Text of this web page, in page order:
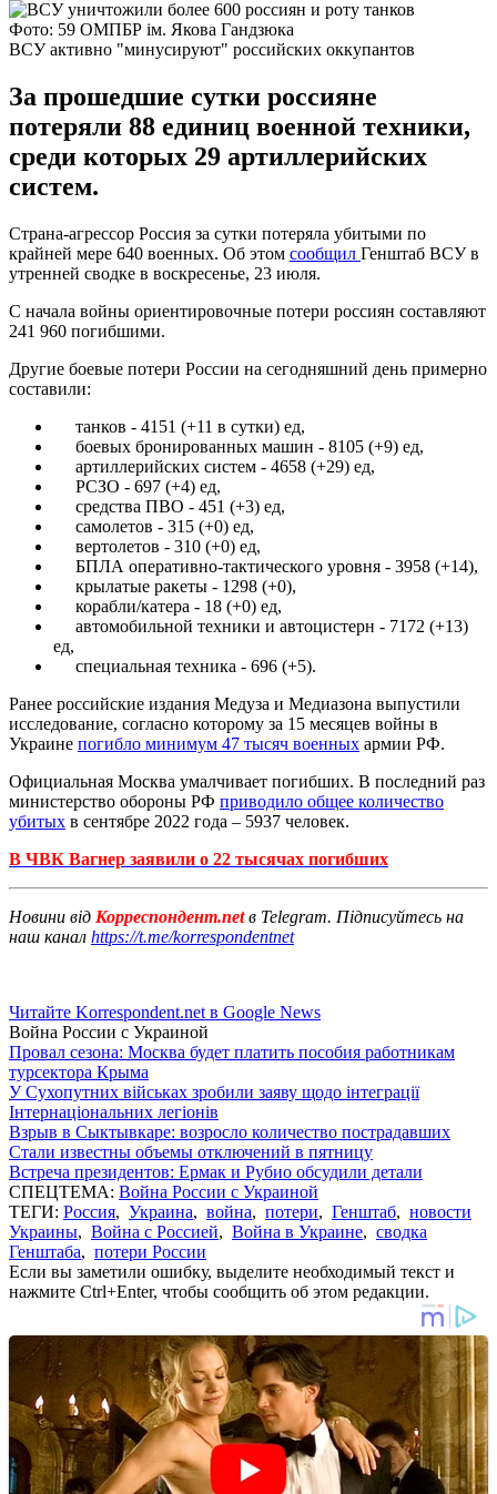
Фото: 59 ОМПБР ім. Якова Гандзюка
ВСУ активно "минусируют" российских оккупантов
За прошедшие сутки россияне
потеряли 88 единиц военной техники,
среди которых 29 артиллерийских
систем.
Страна-агрессор Россия за сутки потеряла убитыми по
крайней мере 640 военных. Об этом сообщил Генштаб ВСУ в
утренней сводке в воскресенье, 23 июля.
С начала войны ориентировочные потери россиян составляют
241 960 погибшими.
Другие боевые потери России на сегодняшний день примерно
составили:
танков - 4151 (+11 в сутки) ед,
боевых бронированных машин - 8105 (+9) ед,
артиллерийских систем - 4658 (+29) ед,
РСЗО - 697 (+4) ед,
средства ПВО - 451 (+3) ед,
самолетов - 315 (+0) ед,
вертолетов - 310 (+0) ед,
БПЛА оперативно-тактического уровня - 3958 (+14),
крылатые ракеты - 1298 (+0),
корабли/катера - 18 (+0) ед,
автомобильной техники и автоцистерн - 7172 (+13)
ед,
специальная техника - 696 (+5).
Ранее российские издания Медуза и Медиазона выпустили
исследование, согласно которому за 15 месяцев войны в
Украине погибло минимум 47 тысяч военных армии РФ.
Официальная Москва умалчивает погибших. В последний раз
министерство обороны РФ приводило общее количество
убитых в сентябре 2022 года – 5937 человек.
В ЧВК Вагнер заявили о 22 тысячах погибших
Новини від Корреспондент.netв Telegram. Підписуйтесь на
наш канал https://t.me/korrespondentnet
Читайте Korrespondent.net в Google News
Война России с Украиной
Провал сезона: Москва будет платить пособия работникам
турсектора Крыма
У Сухопутних військах зробили заяву щодо інтеграції
Інтернаціональних легіонів
Взрыв в Сыктывкаре: возросло количество пострадавших
Стали известны объемы отключений в пятницу
Встреча президентов: Ермак и Рубио обсудили детали
СПЕЦТЕМА: Война России с Украиной
ТЕГИ: Россия, Украина, война, потери, Генштаб, новости
Украины, Война с Россией, Война в Украине, сводка
Генштаба, потери России
Если вы заметили ошибку, выделите необходимый текст и
нажмите Ctrl+Enter, чтобы сообщить об этом редакции.